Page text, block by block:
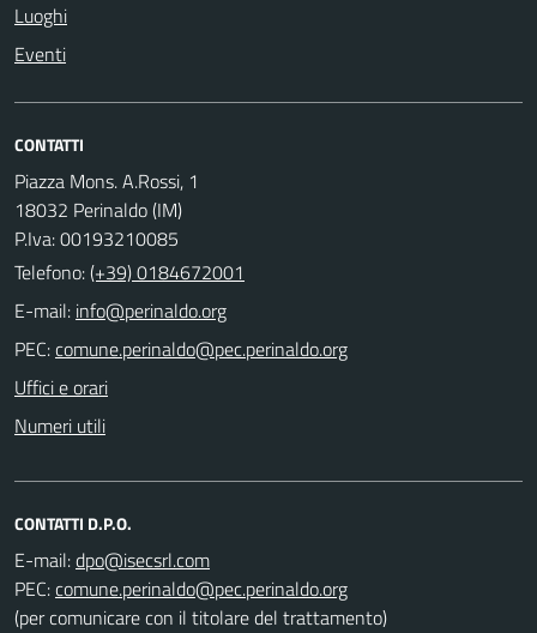
Luoghi
Eventi
CONTATTI
Piazza Mons. A.Rossi, 1
18032 Perinaldo (IM)
P.Iva: 00193210085
Telefono:(+39) 0184672001
E-mail:
PEC:
Uffici e orari
Numeri utili
CONTATTI D.P.O.
E-mail:
PEC:
(per comunicare con il titolare del trattamento)